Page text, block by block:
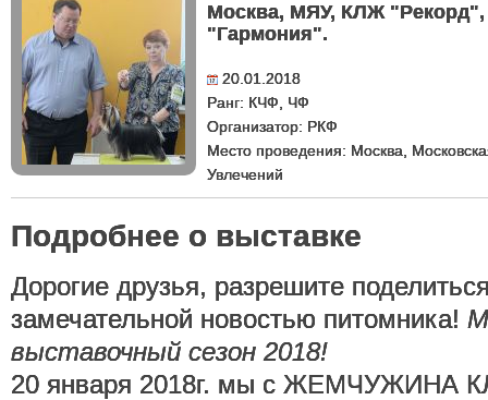
Москва, МЯУ, КЛЖ
"Гармония".
20.01.2018
Ранг: КЧФ, ЧФ
Организатор: РКФ
Место проведения: Москва,
Увлечений
Подробнее о выставке
Дорогие друзья, разрешите
замечательной новостью питомника!
выставочный сезон 2018!
20 января 2018г. мы с ЖЕМЧУЖИНА